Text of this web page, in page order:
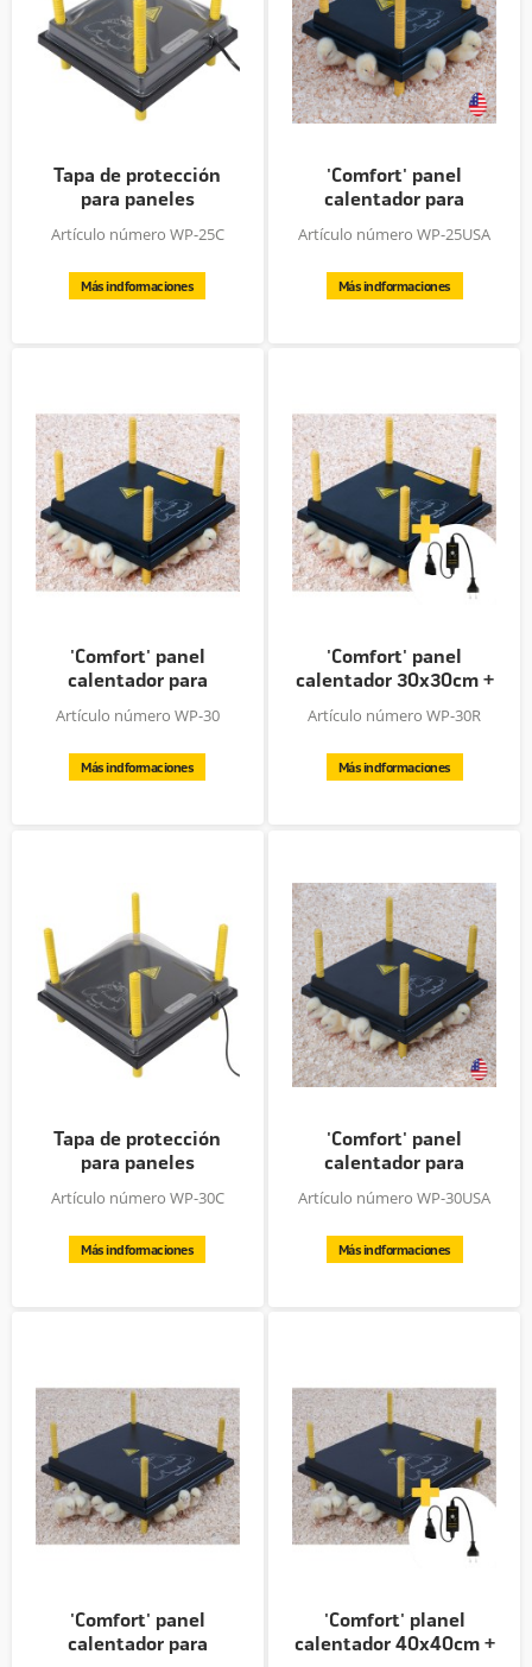
Tapa de protección
para paneles
calentadores...
Artículo número WP-25C
Más indformaciones
'Comfort' panel
calentador para
pollitos,...
Artículo número WP-25USA
Más indformaciones
'Comfort' panel
calentador para
pollitos,...
Artículo número WP-30
Más indformaciones
'Comfort' panel
calentador 30x30cm +
regulador...
Artículo número WP-30R
Más indformaciones
Tapa de protección
para paneles
calentadores...
Artículo número WP-30C
Más indformaciones
'Comfort' panel
calentador para
pollitos,...
Artículo número WP-30USA
Más indformaciones
'Comfort' panel
calentador para
'Comfort' planel
calentador 40x40cm +